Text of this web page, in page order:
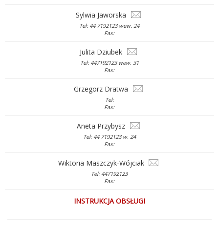
Sylwia Jaworska
Tel: 44 7192123 wew. 24
Fax:
Julita Dziubek
Tel: 447192123 wew. 31
Fax:
Grzegorz Dratwa
Tel:
Fax:
Aneta Przybysz
Tel: 44 7192123 w. 24
Fax:
Wiktoria Maszczyk-Wójciak
Tel: 447192123
Fax:
INSTRUKCJA OBSŁUGI